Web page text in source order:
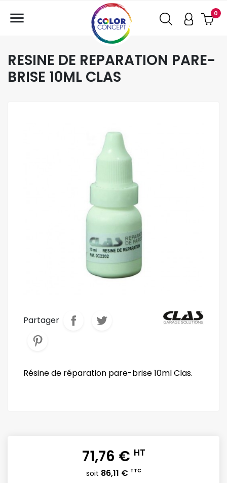
0

RESINE DE REPARATION PARE-
BRISE 10ML CLAS
Partager
Résine de réparation pare-brise 10ml Clas.
71,76 € HT
soit 86,11 € TTC